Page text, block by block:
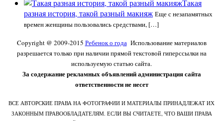
Такая
разная история, такой разный макияж Еще с незапамятных
времен женщины пользовались средствами, […]
Copyright @ 2009-2015 Ребенок о годаИспользование материалов
разрешается только при наличии прямой текстовой гиперссылки на
используемую статью сайта.
За содержание рекламных объявлений администрация сайта
ответственности не несет
ВСЕ АВТОРСКИЕ ПРАВА НА ФОТОГРАФИИ И МАТЕРИАЛЫ ПРИНАДЛЕЖАТ ИХ
ЗАКОННЫМ ПРАВООБЛАДАТЕЛЯМ. ЕСЛИ ВЫ СЧИТАЕТЕ, ЧТО ВАШИ ПРАВА